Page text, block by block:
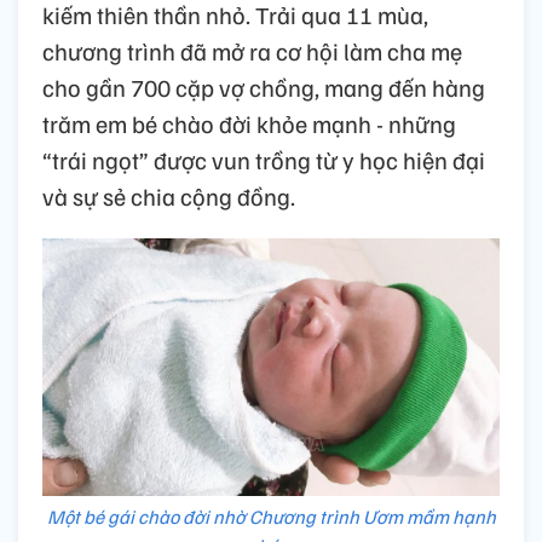
kiếm thiên thần nhỏ. Trải qua 11 mùa,
chương trình đã mở ra cơ hội làm cha mẹ
cho gần 700 cặp vợ chồng, mang đến hàng
trăm em bé chào đời khỏe mạnh - những
“trái ngọt” được vun trồng từ y học hiện đại
và sự sẻ chia cộng đồng.
Một bé gái chào đời nhờ Chương trình Ươm mầm hạnh